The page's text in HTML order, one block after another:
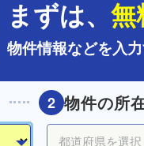
まずは、 無
物件情報などを入
2 物件の所